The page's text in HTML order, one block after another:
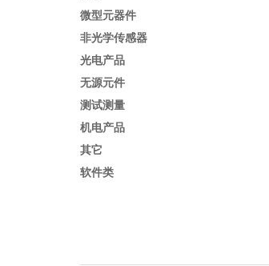
微型元器件
非光学传感器
光电产品
无源元件
测试测量
机电产品
其它
软件类